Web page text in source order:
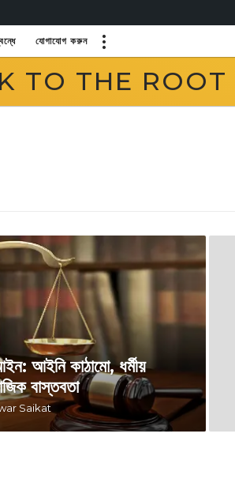
যোগাযোগ করুন
TO THE ROOT
আইনি কাঠামো, ধর্মীয়
বাস্তবতা
Saikat